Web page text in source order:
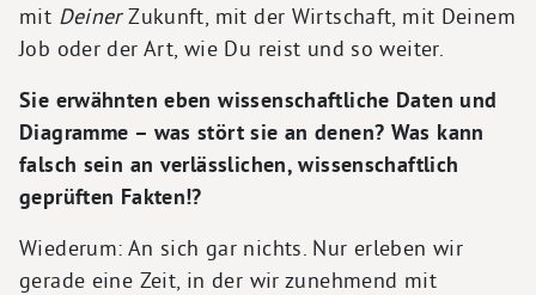
mit DeinerZukunft, mit der Wirtschaft, mit Deinem
Job oder der Art, wie Du reist und so weiter.
Sie erwähnten eben wissenschaftliche Daten und
Diagramme – was stört sie an denen? Was kann
falsch sein an verlässlichen, wissenschaftlich
geprüften Fakten!?
Wiederum: An sich gar nichts. Nur erleben wir
gerade eine Zeit, in der wir zunehmend mit